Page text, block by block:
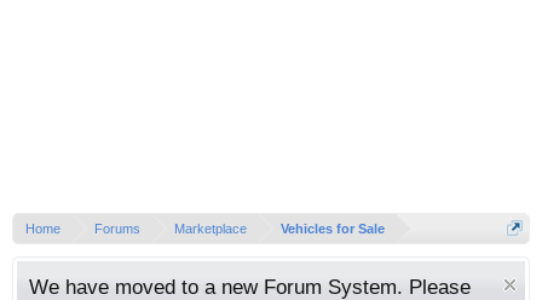
Home Forums Marketplace Vehicles for Sale
We have moved to a new Forum System. Please